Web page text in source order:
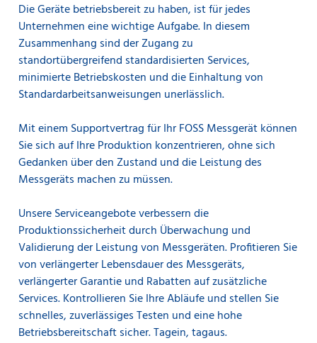
Die Geräte betriebsbereit zu haben, ist für jedes
Unternehmen eine wichtige Aufgabe. In diesem
Zusammenhang sind der Zugang zu
standortübergreifend standardisierten Services,
minimierte Betriebskosten und die Einhaltung von
Standardarbeitsanweisungen unerlässlich.
Mit einem Supportvertrag für Ihr FOSS Messgerät können
Sie sich auf Ihre Produktion konzentrieren, ohne sich
Gedanken über den Zustand und die Leistung des
Messgeräts machen zu müssen.
Unsere Serviceangebote verbessern die
Produktionssicherheit durch Überwachung und
Validierung der Leistung von Messgeräten. Profitieren Sie
von verlängerter Lebensdauer des Messgeräts,
verlängerter Garantie und Rabatten auf zusätzliche
Services. Kontrollieren Sie Ihre Abläufe und stellen Sie
schnelles, zuverlässiges Testen und eine hohe
Betriebsbereitschaft sicher. Tagein, tagaus.